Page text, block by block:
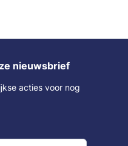
nieuwsbrief
acties voor nog